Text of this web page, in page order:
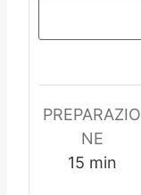
PREPARAZIO
NE
15mmin